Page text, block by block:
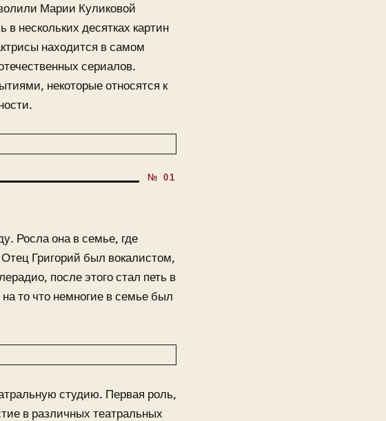
Марии Куликовой
нескольких десятках картин
находится в самом
сериалов.
некоторые относятся к
Росла она в семье, где
Григорий был вокалистом,
после этого стал петь в
то что немногие в семье был
студию. Первая роль,
в различных театральных